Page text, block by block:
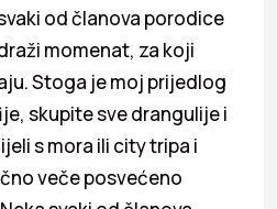
od članova porodice
momenat, za koji
Stoga je moj prijedlog
skupite sve drangulije i
s mora ili city tripa i
veče posvećeno